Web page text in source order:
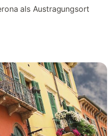
als Austragungsort